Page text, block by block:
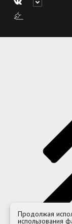
Продолжая
использования